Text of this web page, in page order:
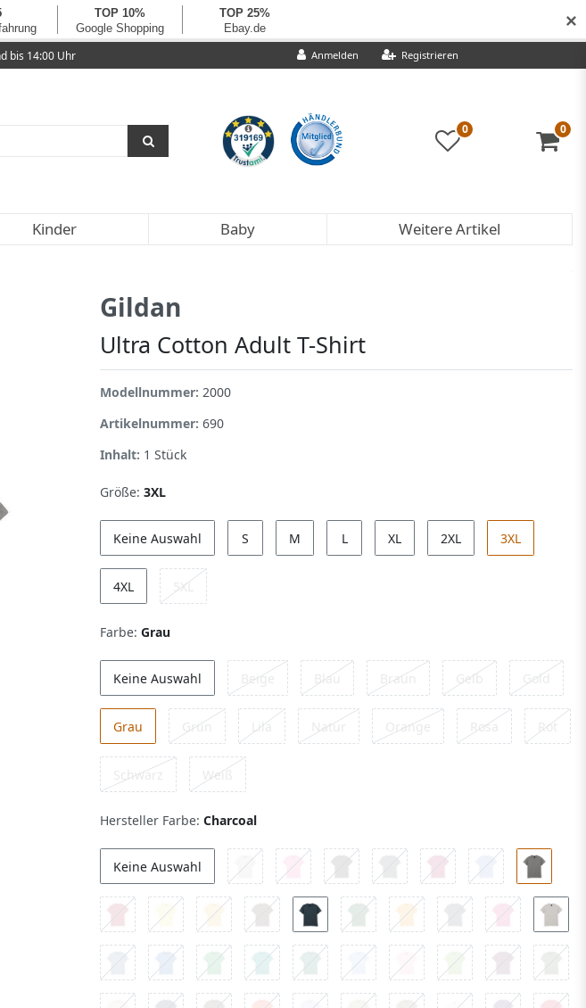
Anmelden Registrieren
bis 14:00 Uhr
0 0
Kinder Baby Weitere Artikel
Gildan
Ultra Cotton Adult T-Shirt
Modellnummer: 2000
Artikelnummer: 690
Inhalt: 1 Stück
Größe: 3XL
Keine Auswahl S M L XL 2XL 3XL
4XL 5XL
Farbe: Grau
Keine Auswahl Beige Blau Braun Gelb Gold
Grau Grün Lila Natur Orange Rosa Rot
Schwarz Weiß
Hersteller Farbe: Charcoal
Keine Auswahl
✕